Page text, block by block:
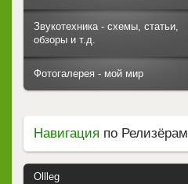
Звукотехника - схемы, статьи,
обзоры и т.д.
Фотогалерея - мой мир
Навигация по Релизёрам
Ollleg